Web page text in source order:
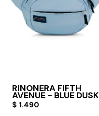
RIÑONERA FIFTH
AVENUE - BLUE DUSK
$ 1.490